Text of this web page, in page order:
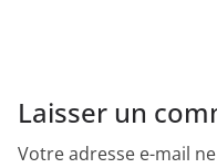
Laisser un
Votre adresse e-mail